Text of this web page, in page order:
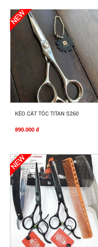
Mua Ngay
KÉO CẮT TÓC TITAN S260
890.000 đ